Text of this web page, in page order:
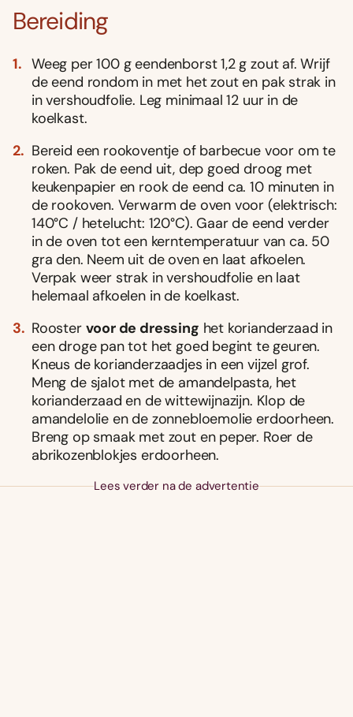
Bereiding
Weeg per 100 g eendenborst 1,2 g zout af. Wrijf
de eend rondom in met het zout en pak strak in
in vershoudfolie. Leg minimaal 12 uur in de
koelkast.
Bereid een rookoventje of barbecue voor om te
roken. Pak de eend uit, dep goed droog met
keukenpapier en rook de eend ca. 10 minuten in
de rookoven. Verwarm de oven voor (elektrisch:
140°C / hetelucht: 120°C). Gaar de eend verder
in de oven tot een kerntemperatuur van ca. 50
gra den. Neem uit de oven en laat afkoelen.
Verpak weer strak in vershoudfolie en laat
helemaal afkoelen in de koelkast.
Rooster voor de dressing het korianderzaad in
een droge pan tot het goed begint te geuren.
Kneus de korianderzaadjes in een vijzel grof.
Meng de sjalot met de amandelpasta, het
korianderzaad en de wittewijnazijn. Klop de
amandelolie en de zonnebloemolie erdoorheen.
Breng op smaak met zout en peper. Roer de
abrikozenblokjes erdoorheen.
Lees verder na de advertentie